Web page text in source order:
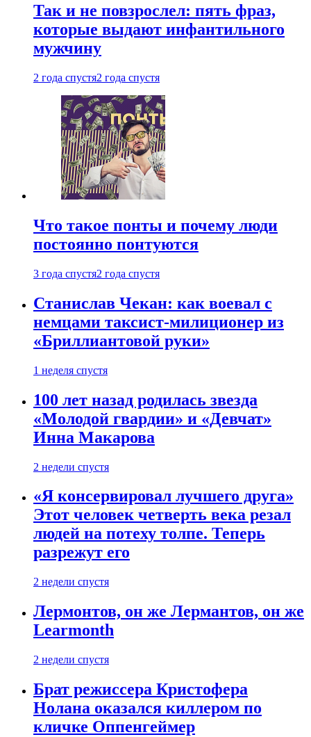
Так и не повзрослел: пять фраз,
которые выдают инфантильного
мужчину
2 года спустя2 года спустя
Что такое понты и почему люди
постоянно понтуются
3 года спустя2 года спустя
Станислав Чекан: как воевал с
немцами таксист-милиционер из
«Бриллиантовой руки»
1 неделя спустя
100 лет назад родилась звезда
«Молодой гвардии» и «Девчат»
Инна Макарова
2 недели спустя
«Я консервировал лучшего друга»
Этот человек четверть века резал
людей на потеху толпе. Теперь
разрежут его
2 недели спустя
Лермонтов, он же Лермантов, он же
Learmonth
2 недели спустя
Брат режиссера Кристофера
Нолана оказался киллером по
кличке Оппенгеймер